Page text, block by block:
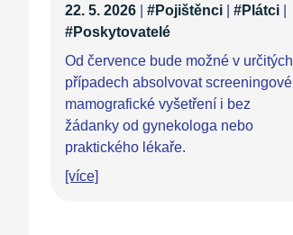
22. 5. 2026 #Pojištěnci #Plátci
#Poskytovatelé
Od července bude možné v určitých
případech absolvovat screeningové
mamografické vyšetření i bez
žádanky od gynekologa nebo
praktického lékaře.
[více]